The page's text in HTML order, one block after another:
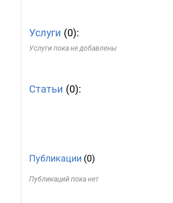
Услуги (0):
Услуги пока не добавлены
Статьи (0):
Публикации (0)
Публикаций пока нет